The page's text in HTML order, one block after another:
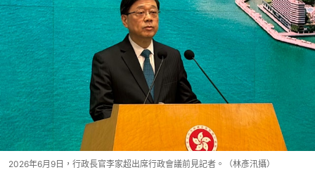
2026年6月9日，行政長官李家超出席行政會議前見記者。（林彥汛攝）